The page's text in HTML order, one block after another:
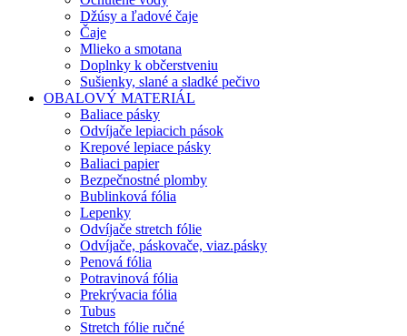
Džúsy a ľadové čaje
Čaje
Mlieko a smotana
Doplnky k občerstveniu
Sušienky, slané a sladké pečivo
OBALOVÝ MATERIÁL
Baliace pásky
Odvíjače lepiacich pások
Krepové lepiace pásky
Baliaci papier
Bezpečnostné plomby
Bublinková fólia
Lepenky
Odvíjače stretch fólie
Odvíjače, páskovače, viaz.pásky
Penová fólia
Potravinová fólia
Prekrývacia fólia
Tubus
Stretch fólie ručné